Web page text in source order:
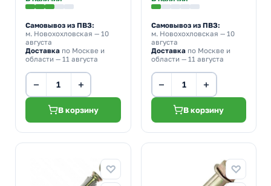
Самовывоз из ПВЗ:
м. Новохохловская — 10
августа
Доставка по Москве и
области — 11 августа
− +
В корзину
Самовывоз из ПВЗ:
м. Новохохловская — 10
августа
Доставкапо Москве и
области — 11 августа
− +
В корзину